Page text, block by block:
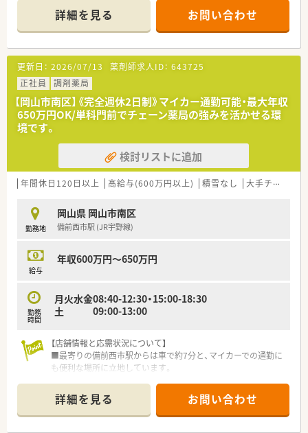
幅広い知識と経験を蓄積する事が可能となります。
■基本的には残業が発生しないようなシフト環境を整えており
ます。
休暇取得が可能な法人となります。
そのため、公私ともに充実してご勤務して頂く事が可能です。
＜こんな方にもオススメ＞
■OTCも学べる環境で、マルチな薬剤師を目指したい方
■患者様から選ばれる薬剤師としてスキルアップしたい方
等々…
少しでも気になった方はお問い合わせくださいませ
す。
■近隣には様々なお店がありお仕事帰りのお買い物にも便利な
立地です。
■岡山市内に複数店舗展開されており応援体制も◎
＜業務内容＞
■内科, 耳鼻科, 循環器科の処方箋がメインの店舗です。広域か
らも応需しています。
■在宅にも注力していますので、在宅に関するスキルも身につき
ます。
＜研修制度＞
■社内外でさまざまな研修をしており、スキルアップできる環境
を整えています。
（例：侵入社員研修・OJT・医薬品研修・薬剤師ベーシック研修・
等…）
＜法人特徴＞
ドラッグストア併設型調剤薬局を展開している法人です。
ドラッグストアは現在130店舗展開しておりますが、
今後広島県を中心に調剤併設店を増やしていく方針の法人と
なります。
■「地域の健康増進に貢献する」をテーマとして運営を行ってお
そのため、街の身近な医療人を目指し、患者様に興味をもって
関われる薬剤師を求めております。
薬剤師一人一人が患者様に薬のご提案や服薬指導後のフォロ
「専属薬剤師」としての取り組みを強化しております。
■薬剤師は調剤併設店の対応がメインとなります。
そのため、勤務時間帯も調剤薬局の開局時間での勤務となりま
詳細を見る お問い合わせ
更新日： 2026/07/13 薬剤師求人ID： 643725
正社員
調剤薬局
【岡山市南区】《完全週休2日制》マイカー通勤可能・最大年収
650万円OK/単科門前でチェーン薬局の強みを活かせる環
境です。
検討リストに追加
年間休日120日以上 高給与(600万円以上) 積雪なし 大手チェーン以外
勤務地
岡山県 岡山市南区
備前西市駅 (JR宇野線)
給与
年収600万円～650万円
勤務
時間
月火水金08:40-12:30・15:00-18:30
土 09:00-13:00
【店舗情報と応需状況について】
■最寄りの備前西市駅からは車で約7分と、マイカーでの通勤に
も便利な場所に立地しています。
を専門的に応需します。
■薬剤師2名体制と事務員1名で、チームとして協力しながら業
務に取り組んでいます。
詳細を見る お問い合わせ